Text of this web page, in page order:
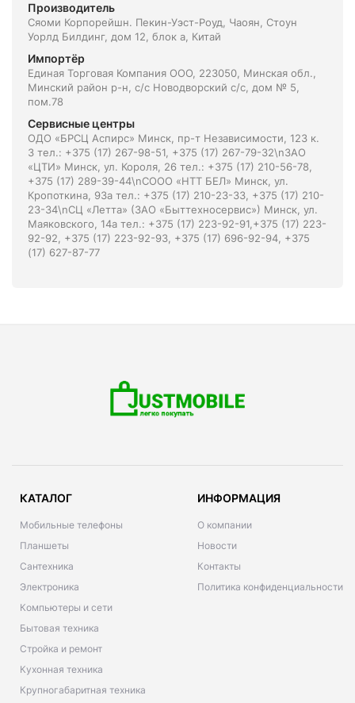
Производитель
Сяоми Корпорейшн. Пекин-Уэст-Роуд, Чаоян, Стоун
Уорлд Билдинг, дом 12, блок а, Китай
Импортёр
Единая Торговая Компания ООО, 223050, Минская обл.,
Минский район р-н, с/с Новодворский с/с, дом № 5,
пом.78
Сервисные центры
ОДО «БРСЦ Аспирс» Минск, пр-т Независимости, 123 к.
3 тел.: +375 (17) 267-98-51, +375 (17) 267-79-32\nЗАО
«ЦТИ» Минск, ул. Короля, 26 тел.: +375 (17) 210-56-78,
+375 (17) 289-39-44\nСООО «НТТ БЕЛ» Минск, ул.
Кропоткина, 93а тел.: +375 (17) 210-23-33, +375 (17) 210-
23-34\nСЦ «Летта» (ЗАО «Быттехносервис») Минск, ул.
Маяковского, 14а тел.: +375 (17) 223-92-91,+375 (17) 223-
92-92, +375 (17) 223-92-93, +375 (17) 696-92-94, +375
(17) 627-87-77
КАТАЛОГ
Мобильные телефоны
Планшеты
Сантехника
Электроника
Компьютеры и сети
Бытовая техника
Стройка и ремонт
Кухонная техника
Крупногабаритная техника
ИНФОРМАЦИЯ
О компании
Новости
Контакты
Политика конфиденциальности